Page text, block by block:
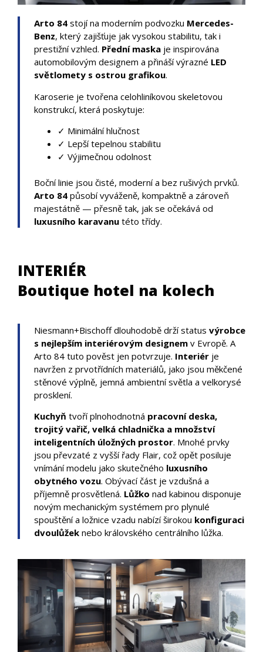
Arto 84 stojí na moderním podvozku Mercedes-
Benz, který zajišťuje jak vysokou stabilitu, tak i
prestižní vzhled. Přední maska je inspirována
automobilovým designem a přináší výrazné LED
světlomety s ostrou grafikou.
Karoserie je tvořena celohliníkovou skeletovou
konstrukcí, která poskytuje:
✓ Minimální hlučnost
✓ Lepší tepelnou stabilitu
✓ Výjimečnou odolnost
Boční linie jsou čisté, moderní a bez rušivých prvků.
Arto 84 působí vyváženě, kompaktně a zároveň
majestátně — přesně tak, jak se očekává od
luxusního karavanu této třídy.
INTERIÉR
Boutique hotel na kolech
Niesmann+Bischoff dlouhodobě drží status výrobce
s nejlepším interiérovým designem v Evropě. A
Arto 84 tuto pověst jen potvrzuje. Interiér je
navržen z prvotřídních materiálů, jako jsou měkčené
stěnové výplně, jemná ambientní světla a velkorysé
prosklení.
Kuchyň tvoří plnohodnotná pracovní deska,
trojitý vařič, velká chladnička a množství
inteligentních úložných prostor. Mnohé prvky
jsou převzaté z vyšší řady Flair, což opět posiluje
vnímání modelu jako skutečného luxusního
obytného vozu. Obývací část je vzdušná a
příjemně prosvětlená. Lůžko nad kabinou disponuje
novým mechanickým systémem pro plynulé
spouštění a ložnice vzadu nabízí širokou konfiguraci
dvoulůžek nebo královského centrálního lůžka.